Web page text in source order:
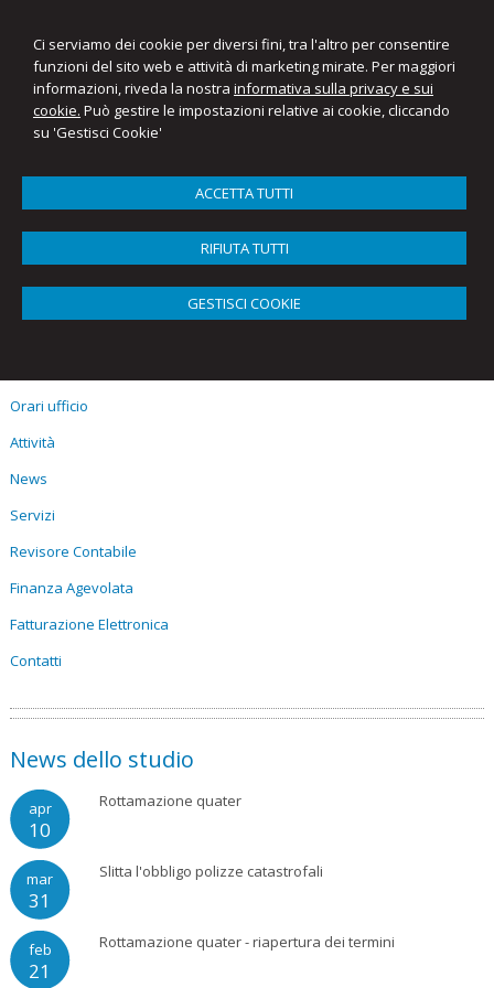
Ci serviamo dei cookie per diversi fini, tra l'altro per consentire
funzioni del sito web e attività di marketing mirate. Per maggiori
informazioni, riveda la nostra informativa sulla privacy e sui
cookie. Può gestire le impostazioni relative ai cookie, cliccando
su 'Gestisci Cookie'
ACCETTA TUTTI
RIFIUTA TUTTI
GESTISCI COOKIE
Sitemap
Orari ufficio
Attività
News
Servizi
Revisore Contabile
Finanza Agevolata
Fatturazione Elettronica
Contatti
News dello studio
apr
10
Rottamazione quater
mar
31
Slitta l'obbligo polizze catastrofali
feb
21
Rottamazione quater - riapertura dei termini